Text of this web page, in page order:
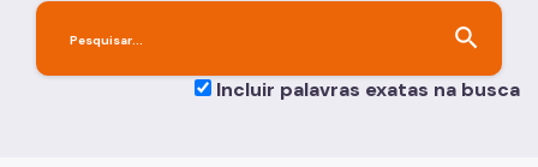
search
Incluir palavras exatas na busca